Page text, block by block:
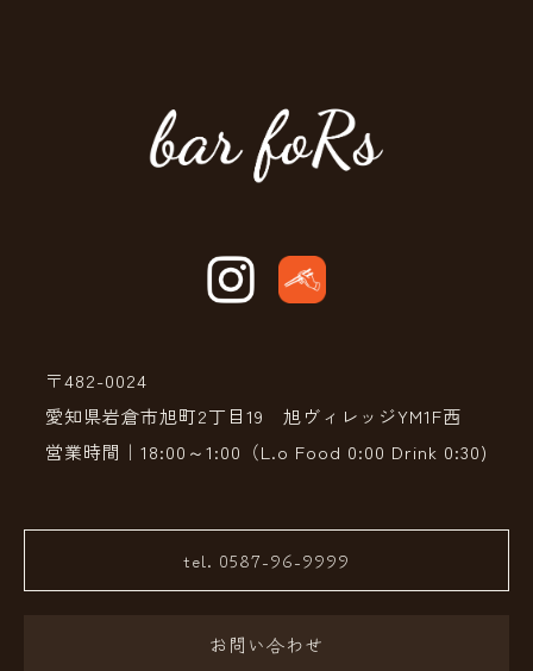
〒482-0024
愛知県岩倉市旭町2丁目19 旭ヴィレッジYM1F西
営業時間｜18:00～1:00（L.o Food 0:00 Drink 0:30)
tel. 0587-96-9999
お問い合わせ